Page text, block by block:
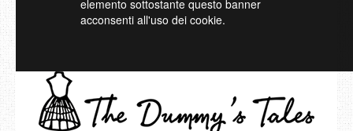
elemento sottostante questo banner
acconsenti all'uso dei cookie.